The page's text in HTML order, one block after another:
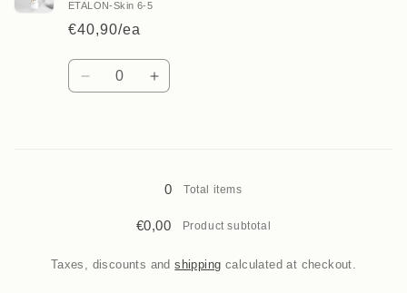
ETALON-Skin 6-5
€40,90/ea
Quantity
Decrease Increase
0 Total items
€0,00 Product subtotal
Taxes, discounts andshipping calculated at checkout.